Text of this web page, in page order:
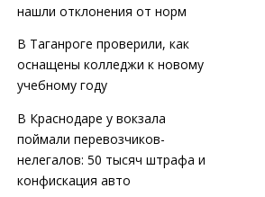
нашли отклонения от норм
В Таганроге проверили, как
оснащены колледжи к новому
учебному году
В Краснодаре у вокзала
поймали перевозчиков-
нелегалов: 50 тысяч штрафа и
конфискация авто